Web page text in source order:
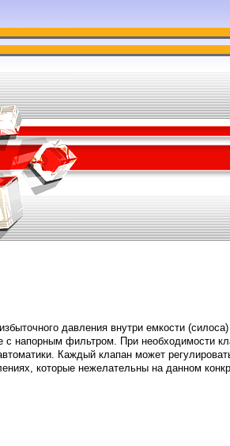
давления внутри емкости
с напорным фильтром. При необходимости
Каждый клапан может
которые нежелательны на данном